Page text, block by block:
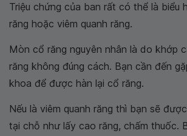
Triệu chứng của ban rất có thể là biểu
răng hoặc viêm quanh răng.
Mòn cổ răng nguyên nhân là do khớp
răng không đúng cách. Bạn cần đến
khoa để được hàn lại cổ răng.
Nếu là viêm quanh răng thì bạn sẽ
tại chỗ như lấy cao răng, chấm thuốc.